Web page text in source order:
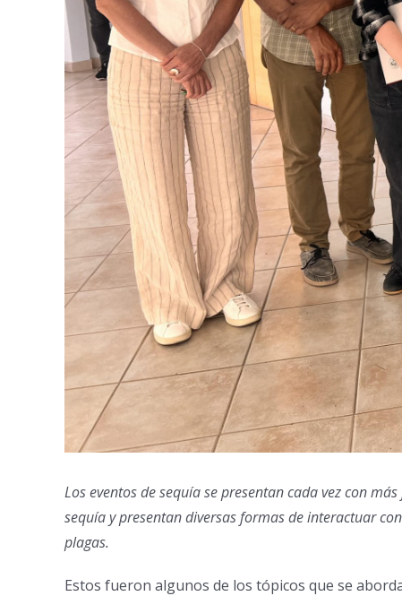
Los eventos de sequía se presentan cada vez con
sequía y presentan diversas formas de interactuar
plagas.
Estos fueron algunos de los tópicos que se